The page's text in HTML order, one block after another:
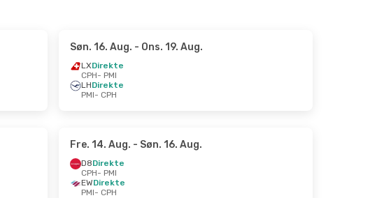
Søn. 16. Aug. - Ons. 19. Aug.
LXDirekte
CPH- PMI
LHDirekte
PMI- CPH
Fre. 14. Aug. - Søn. 16. Aug.
D8Direkte
CPH- PMI
EWDirekte
PMI- CPH